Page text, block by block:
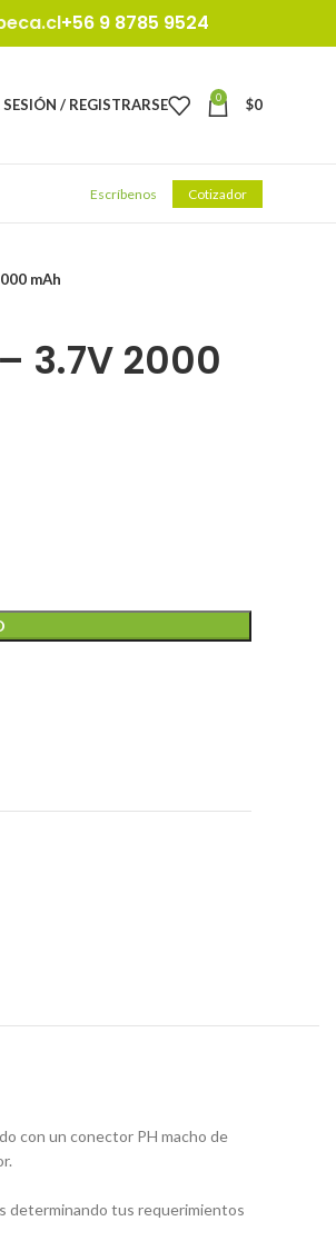
+56 9 8785 9524
/ REGISTRARSE 0 $0
Escríbenos Cotizador
mAh
3.7V 2000
con un conector PH macho de
determinando tus requerimientos